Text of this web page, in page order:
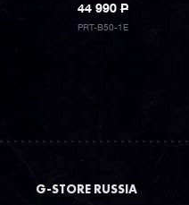
44 990P
PRT-B50-1E
G-STORE RUSSIA